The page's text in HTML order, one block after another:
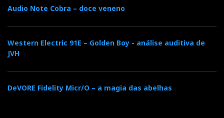
situar nos Mhz só poderia interessar aos morcegos.
Limitar a largura de banda aos 20kHz (Low), 200kHz
(Mid) ou 1Mhz (High) seria, neste contexto
fisiológico, igual ao litro. Pois, olhem que não.
cérebro não estava a ouvir coisas que os ouvidos já
Audio Note Cobra – doce veneno
Western Electric 91E – Golden Boy - análise auditiva de
JVH
DeVORE Fidelity Micr/O – a magia das abelhas